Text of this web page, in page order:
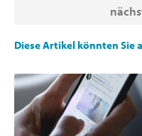
Diese Artikel könnten Sie